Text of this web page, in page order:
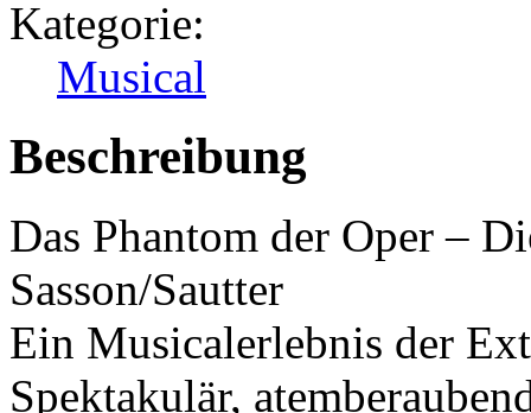
Kategorie:
Musical
Beschreibung
Das Phantom der Oper –
Sasson/Sautter
Ein Musicalerlebnis der
Spektakulär,